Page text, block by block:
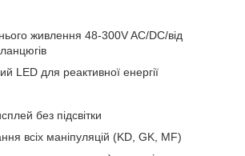
живлення 48-300V AC/DC/від
LED для реактивної енергії
без підсвітки
всіх маніпуляцій (KD, GK, MF)